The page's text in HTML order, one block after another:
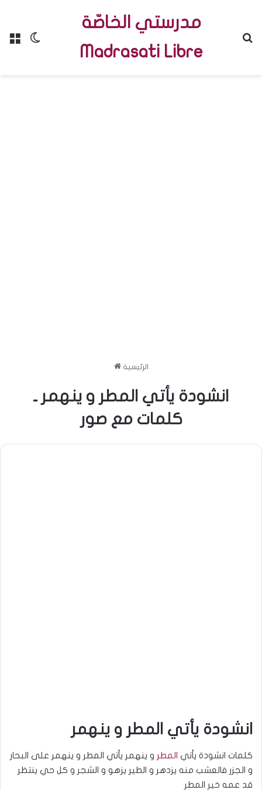
Menu
مدرستي الخاصّة
Madrasati Libre
الرئيسية
انشودة يأتي المطر و ينهمر ـ
كلمات مع صور
انشودة يأتي المطر و ينهمر
كلمات انشودة يأتي المطر و ينهمر يأتي المطر و ينهمر على البحار
و الجزر فالعشب منه يزدهر و الطير يزهو و الشجر و كل حي ينتظر
قد عمه خير المطر